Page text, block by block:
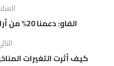
الفاو: دعمنا 20% من أراضي الزراعة المصرية
كيف أثرت التغيرات